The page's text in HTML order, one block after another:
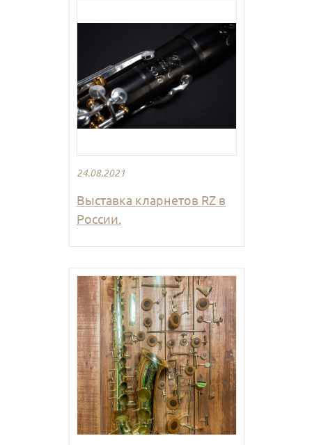
24.08.2021
Выставка кларнетов RZ в
России.